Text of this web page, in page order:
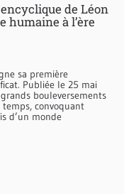
de Léon
humaine à l’ère
sa première
Publiée le 25 mai
bouleversements
convoquant
d’un monde